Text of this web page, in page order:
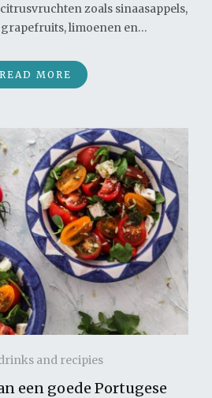
zoals sinaasappels,
limoenen en…
READ MORE
and recipies
een goede Portugese